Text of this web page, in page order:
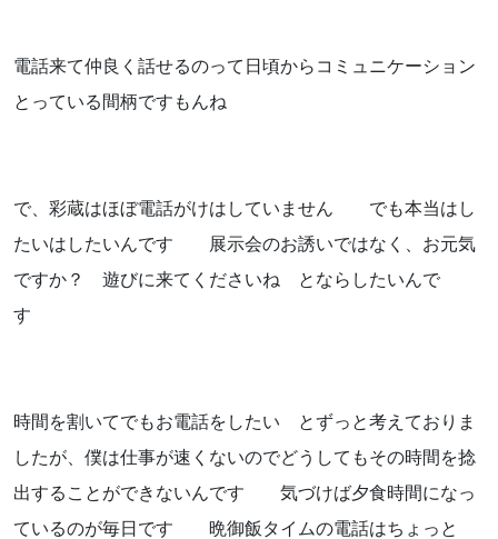
電話来て仲良く話せるのって日頃からコミュニケーション
とっている間柄ですもんね
で、彩蔵はほぼ電話がけはしていません でも本当はし
たいはしたいんです 展示会のお誘いではなく、お元気
ですか？ 遊びに来てくださいね とならしたいんで
す
時間を割いてでもお電話をしたい とずっと考えておりま
したが、僕は仕事が速くないのでどうしてもその時間を捻
出することができないんです 気づけば夕食時間になっ
ているのが毎日です 晩御飯タイムの電話はちょっと